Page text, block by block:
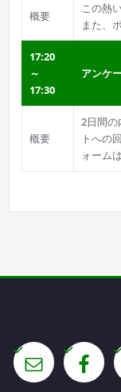
概要
この熱
また、
17:20
～
17:30
アンケ
概要
2日間
トへの
ォーム